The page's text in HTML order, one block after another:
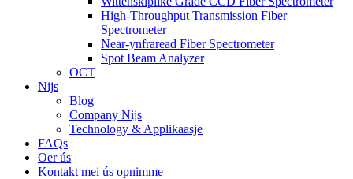
High-Throughput Transmission Fiber
Spectrometer
Near-ynfraread Fiber Spectrometer
Spot Beam Analyzer
OCT
Nijs
Blog
Company Nijs
Technology & Applikaasje
FAQs
Oer ús
Kontakt mei ús opnimme